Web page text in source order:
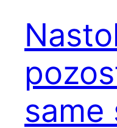
same